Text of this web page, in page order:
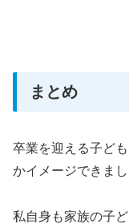
まとめ
卒業を迎える子ど
かイメージできまし
私自身も家族の子